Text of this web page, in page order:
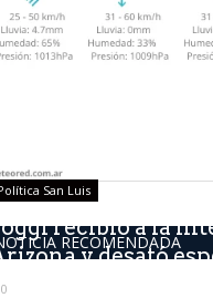
RECOMENDADA
San Luis
recibió a la
y desató
0